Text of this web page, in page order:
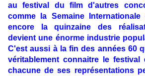
au festival du film d'autres
comme la Semaine
encore la quinzaine des
devient une énorme industrie
C'est aussi à la fin des années 60
véritablement connaitre le
chacune de ses représentations